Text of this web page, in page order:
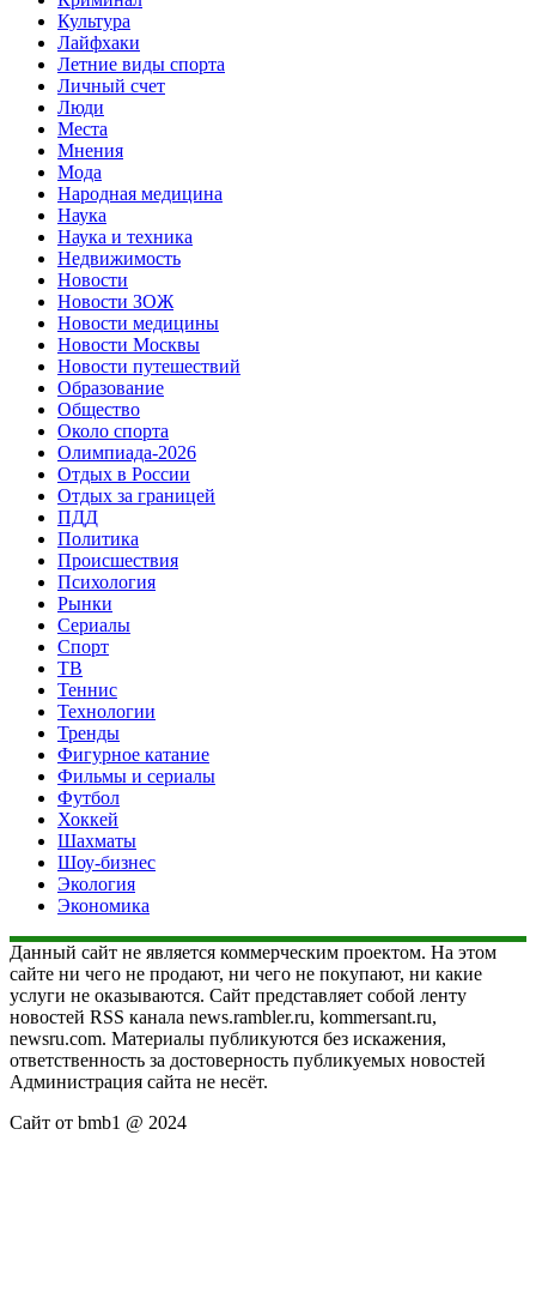
Культура
Лайфхаки
Летние виды спорта
Личный счет
Люди
Места
Мнения
Мода
Народная медицина
Наука
Наука и техника
Недвижимость
Новости
Новости ЗОЖ
Новости медицины
Новости Москвы
Новости путешествий
Образование
Общество
Около спорта
Олимпиада-2026
Отдых в России
Отдых за границей
ПДД
Политика
Происшествия
Психология
Рынки
Сериалы
Спорт
ТВ
Теннис
Технологии
Тренды
Фигурное катание
Фильмы и сериалы
Футбол
Хоккей
Шахматы
Шоу-бизнес
Экология
Экономика
Данный сайт не является коммерческим проектом. На этом
сайте ни чего не продают, ни чего не покупают, ни какие
услуги не оказываются. Сайт представляет собой ленту
новостей RSS канала news.rambler.ru, kommersant.ru,
newsru.com. Материалы публикуются без искажения,
ответственность за достоверность публикуемых новостей
Администрация сайта не несёт.
Сайт от bmb1 @ 2024